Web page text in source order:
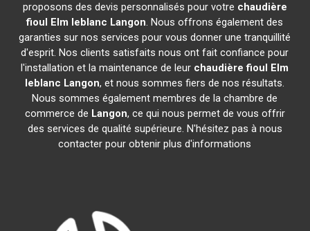
proposons des devis personnalisés pour votre chaudière
fioul Elm leblanc Langon. Nous offrons également des
garanties sur nos services pour vous donner une tranquillité
d'esprit. Nos clients satisfaits nous ont fait confiance pour
l'installation et la maintenance de leur chaudière fioul Elm
leblanc Langon, et nous sommes fiers de nos résultats.
Nous sommes également membres de la chambre de
commerce de Langon, ce qui nous permet de vous offrir
des services de qualité supérieure. N'hésitez pas à nous
contacter pour obtenir plus d'informations